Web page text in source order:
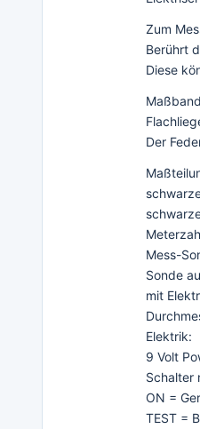
Zum
Berührt
Diese
Der
Mess-
Sonde
mit
Elektrik:
9 Volt
Schalter
ON =
TEST =